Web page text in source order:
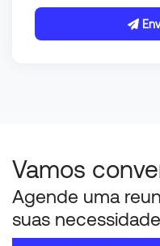
Vamos
Agende uma
suas